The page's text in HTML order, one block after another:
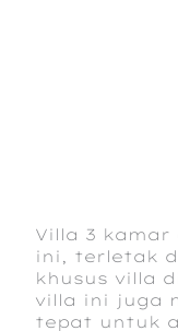
Villa 3
ini, terletak
khusus villa
villa ini juga
tepat untuk